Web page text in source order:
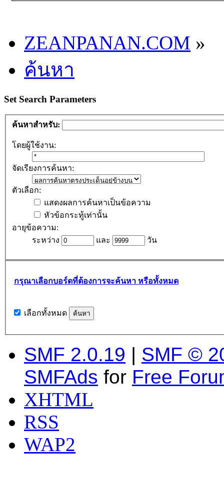
ZEANPANAN.COM »
ค้นหา
Set Search Parameters
ค้นหาสำหรับ:
โดยผู้ใช้งาน:
จัดเรียงการค้นหา:
ตัวเลือก:
แสดงผลการค้นหาเป็นข้อความ
หัวข้อกระทู้เท่านั้น
อายุข้อความ:
ระหว่าง
และ วัน
กรุณาเลือกบอร์ดที่ต้องการจะค้นหา หรือทั้งหมด
เลือกทั้งหมด
SMF 2.0.19 | SMF ©
SMFAds for Free
XHTML
RSS
WAP2